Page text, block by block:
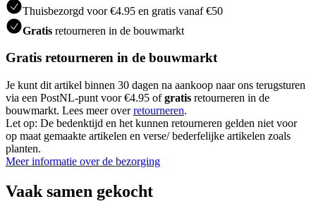
Thuisbezorgd voor €4.95 en gratis vanaf €50
Gratis retourneren in de bouwmarkt
Gratis retourneren in de bouwmarkt
Je kunt dit artikel binnen 30 dagen na aankoop naar ons terugsturen
via een PostNL-punt voor €4.95 ofgratis retourneren in de
bouwmarkt. Lees meer overretourneren.
Let op: De bedenktijd en het kunnen retourneren gelden niet voor
op maat gemaakte artikelen en verse/ bederfelijke artikelen zoals
planten.
Meer informatie over de bezorging
Vaak samen gekocht